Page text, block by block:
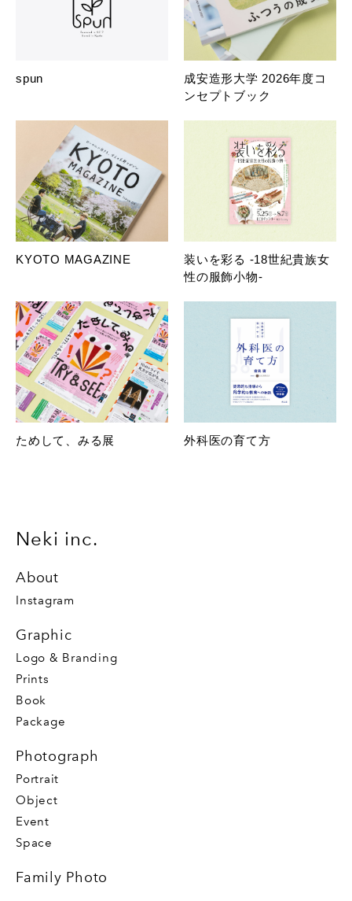
spun
成安造形大学 2026年度コ
ンセプトブック
KYOTO MAGAZINE
装いを彩る -18世紀貴族女
性の服飾小物-
ためして、みる展 外科医の育て方
Neki inc.
About
Instagram
Graphic
Logo & Branding
Prints
Book
Package
Photograph
Portrait
Object
Event
Space
Family Photo